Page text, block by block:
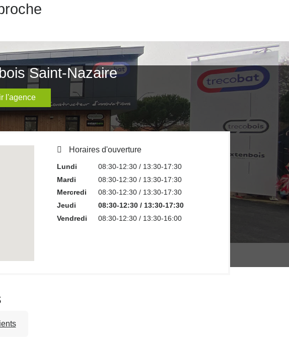
Saint-Nazaire
l'agence
Horaires d'ouverture
Lundi
08:30-12:30 / 13:30-17:30
Mardi
08:30-12:30 / 13:30-17:30
Mercredi
08:30-12:30 / 13:30-17:30
Jeudi
08:30-12:30 / 13:30-17:30
Vendredi
08:30-12:30 / 13:30-16:00